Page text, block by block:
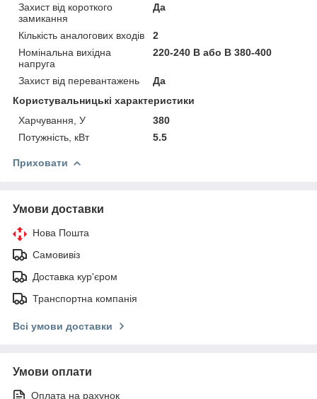
Захист від короткого
замикання
Да
Кількість аналогових входів
2
Номінальна вихідна
напруга
220-240 В або В 380-400
Захист від перевантажень
Да
Користувальницькі характеристики
Харчування, У
380
Потужність, кВт
5.5
Приховати
Умови доставки
Нова Пошта
Самовивіз
Доставка кур'єром
Транспортна компанія
Всі умови доставки
Умови оплати
Оплата на рахунок